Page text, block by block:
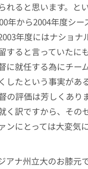
れると思います。と
年から2004年度シ
年度にはナショ
すると言っていたに
に就任する為にチー
したという事実があ
の評価は芳しくあり
く訳ですから、そ
ンにとっては大変気
アナ州立大のお膝